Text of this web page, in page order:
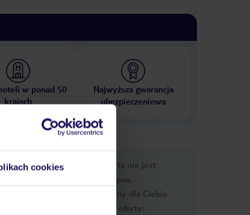
cookies
w ponad 50
krajach
Najwyższa gwarancja
ubezpieczeniowa
Ups, ta oferta nie jest
dostępna.
Przygotowaliśmy dla Ciebie
podobne oferty: